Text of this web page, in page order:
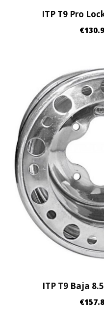
ITP T9 Pro
€
ITP T9 Baja
€